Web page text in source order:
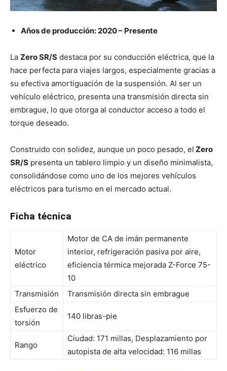
Años de producción: 2020 – Presente
La Zero SR/S destaca por su conducción eléctrica, que la
hace perfecta para viajes largos, especialmente gracias a
su efectiva amortiguación de la suspensión. Al ser un
vehículo eléctrico, presenta una transmisión directa sin
embrague, lo que otorga al conductor acceso a todo el
torque deseado.
Construido con solidez, aunque un poco pesado, el Zero
SR/S presenta un tablero limpio y un diseño minimalista,
consolidándose como uno de los mejores vehículos
eléctricos para turismo en el mercado actual.
Ficha técnica
Motor
eléctrico
Motor de CA de imán permanente
interior, refrigeración pasiva por aire,
eficiencia térmica mejorada Z-Force 75-
10
Transmisión
Transmisión directa sin embrague
Esfuerzo de
torsión
140 libras-pie
Rango
Ciudad: 171 millas, Desplazamiento por
autopista de alta velocidad: 116 millas